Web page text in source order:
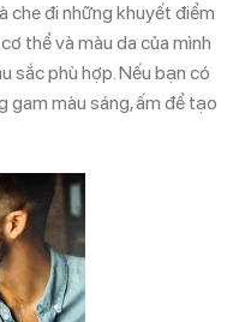
che đi những khuyết điểm
thể và màu da của mình
sắc phù hợp. Nếu bạn có
gam màu sáng, ấm để tạo